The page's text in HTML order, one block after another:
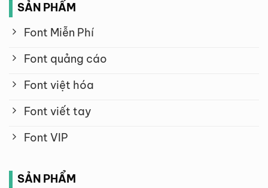
SẢN PHẨM
Font Miễn Phí
Font quảng cáo
Font việt hóa
Font viết tay
Font VIP
SẢN PHẨM